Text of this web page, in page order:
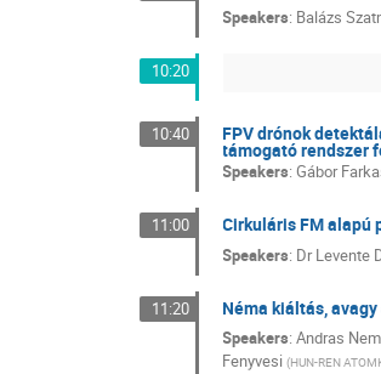
Speakers: Balázs
10:20
10:40 FPV drónok
támogató rendszer
Speakers:Gábor
11:00 Cirkuláris FM
Speakers: DrLevente
11:20 Néma kiáltás,
Speakers:Andras
Fenyvesi (HUN-REN